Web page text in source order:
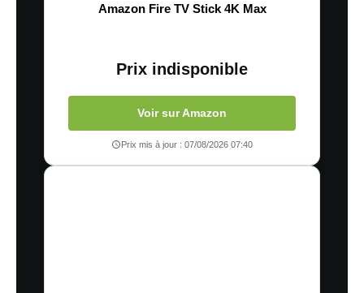
Amazon Fire TV Stick 4K Max
Prix indisponible
Voir sur Amazon
Prix mis à jour : 07/08/2026 07:40